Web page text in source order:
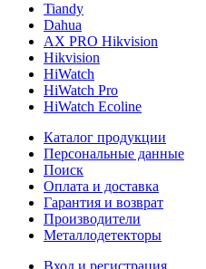
Tiandy
Dahua
AX PRO Hikvision
Hikvision
HiWatch
HiWatch Pro
HiWatch Ecoline
Каталог продукции
Персональные данные
Поиск
Оплата и доставка
Гарантия и возврат
Производители
Металлодетекторы